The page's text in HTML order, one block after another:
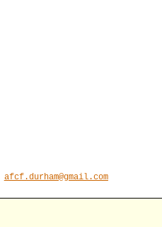
afcf.durham@gmail.com